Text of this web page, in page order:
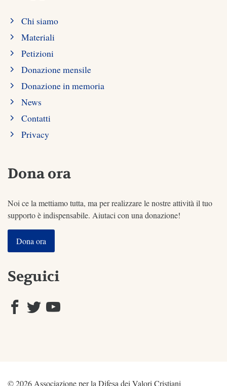
Chi siamo
Materiali
Petizioni
Donazione mensile
Donazione in memoria
News
Contatti
Privacy
Dona ora
Noi ce la mettiamo tutta, ma per realizzare le nostre attività il tuo
supporto è indispensabile. Aiutaci con una donazione!
Dona ora
Seguici
© 2026 Associazione per la Difesa dei Valori Cristiani